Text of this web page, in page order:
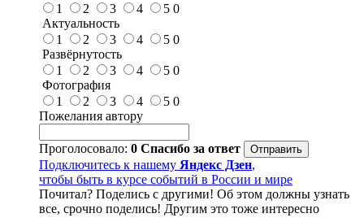
1
2 3 4 5 0
Актуальность
1
2 3 4 5 0
Развёрнутость
1
2 3 4 5 0
Фотография
1
2 3 4 5 0
Пожелания автору
Проголосовало: 0 Спасибо за ответ
Подключитесь к нашему Яндекс Дзен,
чтобы быть в курсе событий в России и мире
Почитал? Поделись с другими! Об этом должны узнать
все, срочно поделись! Другим это тоже интересно